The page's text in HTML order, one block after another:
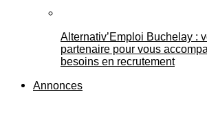
Alternativ’Emploi Buchelay :
partenaire pour vous
besoins en recrutement
Annonces